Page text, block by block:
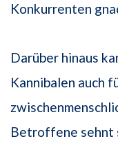
Konkurrenten
Darüber hinaus
Kannibalen auch
Betroffene sehnt